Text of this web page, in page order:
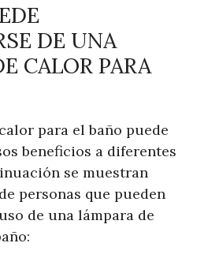
DE UNA
CALOR PARA
para el baño puede
beneficios a diferentes
se muestran
personas que pueden
de una lámpara de